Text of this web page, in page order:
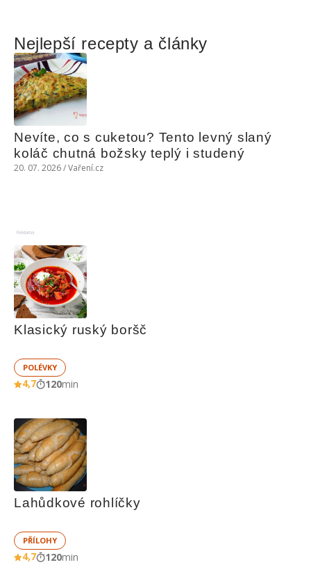
Nejlepší recepty a články
Nevíte, co s cuketou? Tento levný slaný
koláč chutná božsky teplý i studený
20. 07. 2026 / Vaření.cz
Reklama
Klasický ruský boršč
POLÉVKY
4,7 120min
Lahůdkové rohlíčky
PŘÍLOHY
4,7 120min